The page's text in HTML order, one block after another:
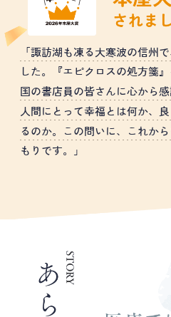
「諏訪湖も凍る大寒波の信州
した。『エピクロスの処方箋
国の書店員の皆さんに心から感
人間にとって幸福とは何か、
るのか。この問いに、これか
もりです。」